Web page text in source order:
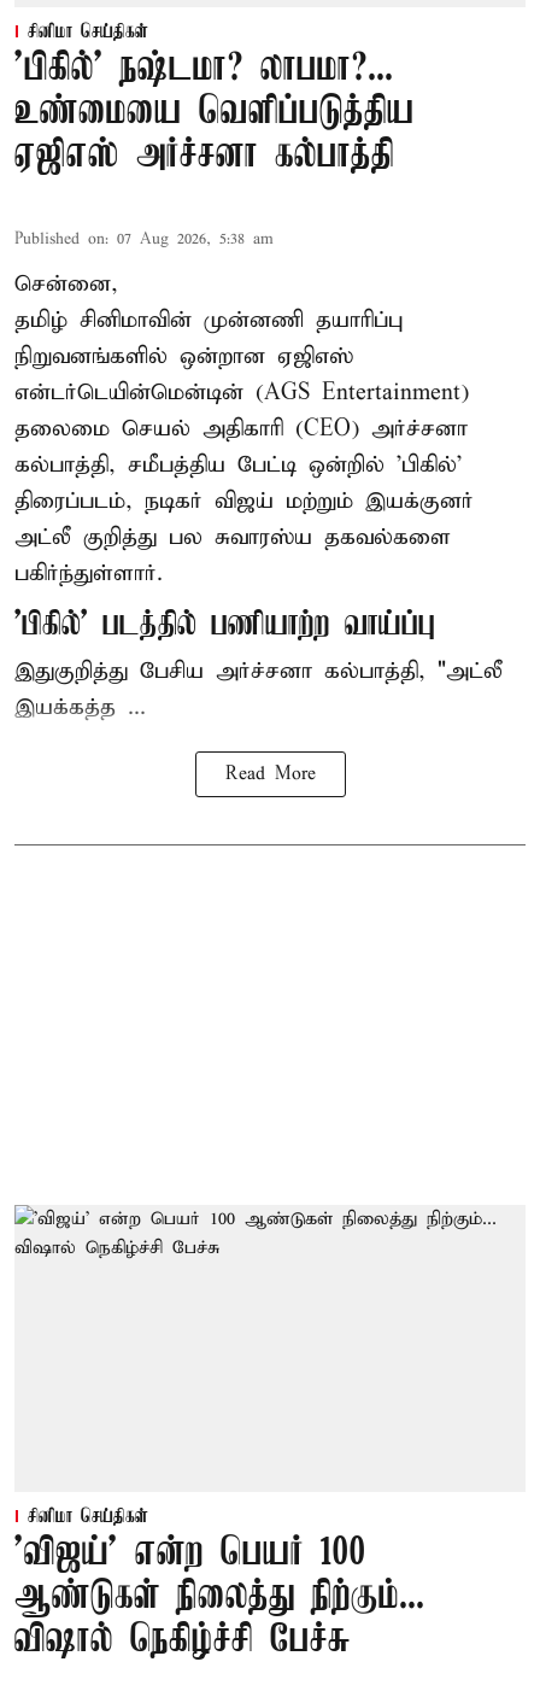
சினிமா செய்திகள்
'பிகில்' நஷ்டமா? லாபமா?...
உண்மையை வெளிப்படுத்திய
ஏஜிஎஸ் அர்ச்சனா கல்பாத்தி
Published on: 07 Aug 2026, 5:38 am
சென்னை,
தமிழ் சினிமாவின் முன்னணி தயாரிப்பு
நிறுவனங்களில் ஒன்றான ஏஜிஎஸ்
என்டர்டெயின்மென்டின் (AGS Entertainment)
தலைமை செயல் அதிகாரி (CEO) அர்ச்சனா
கல்பாத்தி, சமீபத்திய பேட்டி ஒன்றில் 'பிகில்'
திரைப்படம், நடிகர் விஜய் மற்றும் இயக்குனர்
அட்லீ குறித்து பல சுவாரஸ்ய தகவல்களை
பகிர்ந்துள்ளார்.
'பிகில்' படத்தில் பணியாற்ற வாய்ப்பு
இதுகுறித்து பேசிய அர்ச்சனா கல்பாத்தி, "அட்லீ
இயக்கத்த ...
Read More
சினிமா செய்திகள்
'விஜய்' என்ற பெயர் 100
ஆண்டுகள் நிலைத்து நிற்கும்...
விஷால் நெகிழ்ச்சி பேச்சு